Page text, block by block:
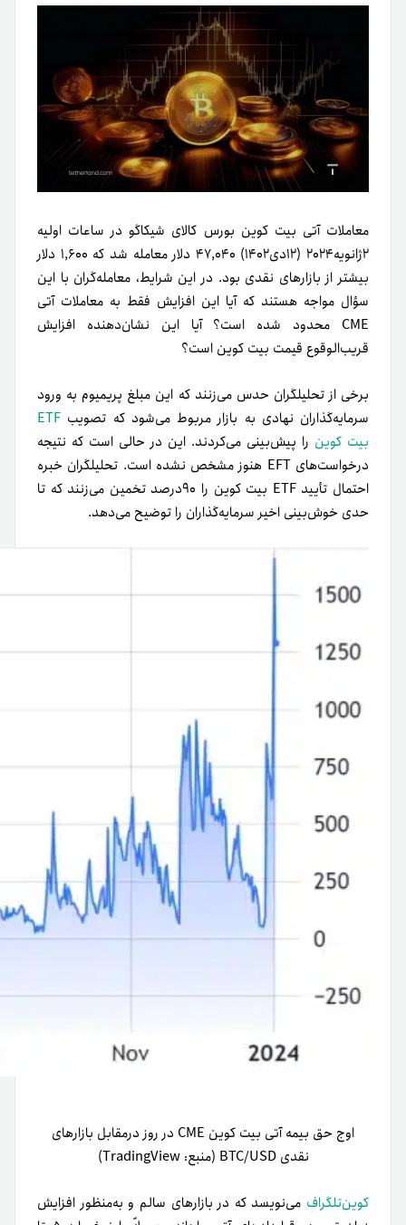
معاملات آتی بیت کوین بورس کالای شیکاگو در ساعات اولیه
۲ژانویه۲۰۲۴ (۱۲دی۱۴۰۲) ۴۷,۰۴۰ دلار معامله شد که ۱,۶۰۰ دلار
بیشتر از بازارهای نقدی بود. در این شرایط، معامله‌گران با این
سؤال مواجه هستند که آیا این افزایش فقط به معاملات آتی
CME محدود شده است؟ آیا این نشان‌دهنده افزایش
قریب‌الوقوع قیمت بیت کوین است؟
برخی از تحلیلگران حدس می‌زنند که این مبلغ پریمیوم به ورود
سرمایه‌گذاران نهادی به بازار مربوط می‌شود که تصویب ETF
بیت کوین را پیش‌بینی می‌کردند. این در حالی است که نتیجه
درخواست‌های EFT هنوز مشخص نشده است. تحلیلگران خبره
احتمال تأیید ETF بیت کوین را ۹۰درصد تخمین می‌زنند که تا
حدی خوش‌بینی اخیر سرمایه‌گذاران را توضیح می‌دهد.
اوج حق بیمه آتی بیت کوین CME در روز درمقابل بازارهای
نقدی BTC/USD (منبع: TradingView)
کوین‌تلگراف می‌نویسد که در بازارهای سالم و به‌منظور افزایش